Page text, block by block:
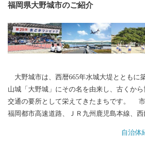
福岡県大野城市のご紹介
大野城市は、西暦665年水城大堤とともに
山城「大野城」にその名を由来し、古くか
交通の要所として栄えてきたまちです。
福岡都市高速道路、ＪＲ九州鹿児島本線、西
れているとともに、東北部の四王寺山や乙金
自治体